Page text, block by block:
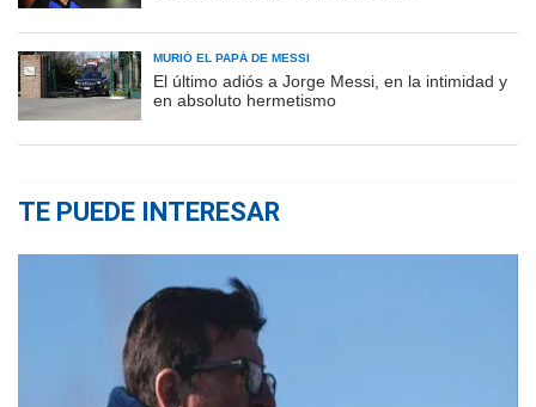
MURIÓ EL PAPÁ DE MESSI
El último adiós a Jorge Messi, en la intimidad y
en absoluto hermetismo
TE PUEDE INTERESAR